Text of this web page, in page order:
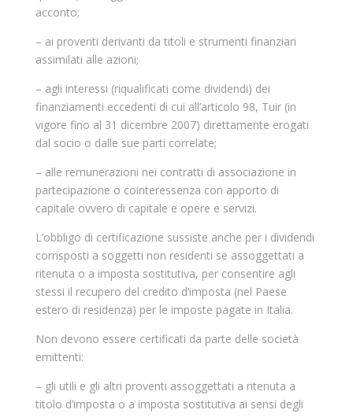
acconto;
– ai proventi derivanti da titoli e strumenti finanziari
assimilati alle azioni;
– agli interessi (riqualificati come dividendi) dei
finanziamenti eccedenti di cui all’articolo 98, Tuir (in
vigore fino al 31 dicembre 2007) direttamente erogati
dal socio o dalle sue parti correlate;
– alle remunerazioni nei contratti di associazione in
partecipazione o cointeressenza con apporto di
capitale ovvero di capitale e opere e servizi.
L’obbligo di certificazione sussiste anche per i dividendi
corrisposti a soggetti non residenti se assoggettati a
ritenuta o a imposta sostitutiva, per consentire agli
stessi il recupero del credito d’imposta (nel Paese
estero di residenza) per le imposte pagate in Italia.
Non devono essere certificati da parte delle società
emittenti:
– gli utili e gli altri proventi assoggettati a ritenuta a
titolo d’imposta o a imposta sostitutiva ai sensi degli